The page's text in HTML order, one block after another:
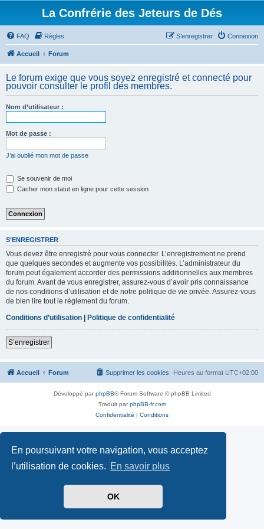
En poursuivant votre navigation, vous acceptez
l’utilisation de cookies. En savoir plus
OK
La Confrérie des Jeteurs de Dés
FAQ Règles Connexion
S’enregistrer
Accueil Forum
Le forum exige que vous soyez enregistré et connecté pour
pouvoir consulter le profil des membres.
Nom d’utilisateur :
Mot de passe :
J’ai oublié mon mot de passe
Se souvenir de moi
Cacher mon statut en ligne pour cette session
S’ENREGISTRER
Vous devez être enregistré pour vous connecter. L’enregistrement ne prend
que quelques secondes et augmente vos possibilités. L’administrateur du
forum peut également accorder des permissions additionnelles aux membres
du forum. Avant de vous enregistrer, assurez-vous d’avoir pris connaissance
de nos conditions d’utilisation et de notre politique de vie privée. Assurez-vous
de bien lire tout le règlement du forum.
Conditions d’utilisation | Politique de confidentialité
S’enregistrer
Accueil Forum Heures au format UTC+02:00
Supprimer les cookies
Développé parphpBB® Forum Software © phpBB Limited
Traduit parphpBB-fr.com
Confidentialité | Conditions